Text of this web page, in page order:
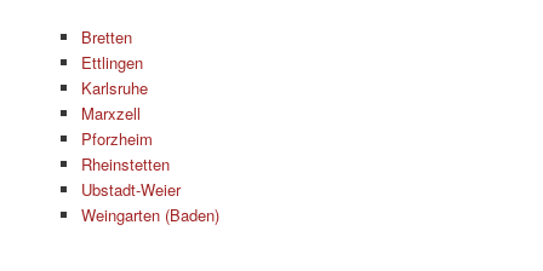
Bretten
Ettlingen
Karlsruhe
Marxzell
Pforzheim
Rheinstetten
Ubstadt-Weier
Weingarten (Baden)